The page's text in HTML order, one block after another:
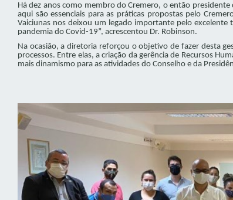
Há dez anos como membro do Cremero, o então
aqui são essenciais para as práticas propostas pelo
Vaiciunas nos deixou um legado importante pelo excelente
pandemia do Covid-19”, acrescentou Dr. Robinson.
Na ocasião, a diretoria reforçou o objetivo de fazer desta
processos. Entre elas, a criação da gerência de Recursos
mais dinamismo para as atividades do Conselho e da